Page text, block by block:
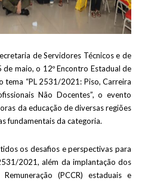
de Servidores Técnicos e de
maio, o 12º Encontro Estadual de
tema “PL 2531/2021: Piso, Carreira
Não Docentes”, o evento
da educação de diversas regiões
fundamentais da categoria.
os desafios e perspectivas para
2021, além da implantação dos
(PCCR) estaduais e